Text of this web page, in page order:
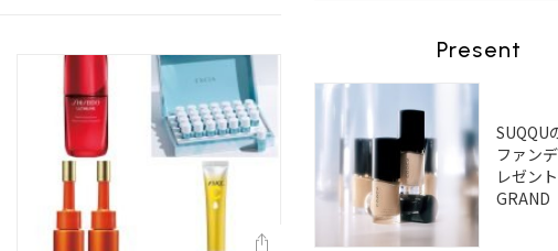
Present
SUQQU
ファン
レゼン
GRAND